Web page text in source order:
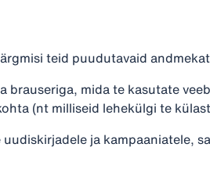
teid puudutavaid
brauseriga, mida te kasutate
(nt milliseid lehekülgi te
ja kampaaniatele,